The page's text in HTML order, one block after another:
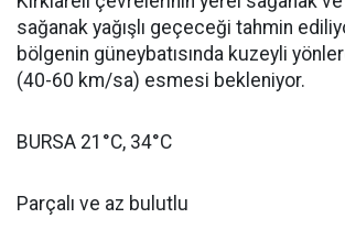
sağanak yağışlı geçeceği tahmin
bölgenin güneybatısında kuzeyli
(40-60 km/sa) esmesi bekleniyor.
BURSA 21°C, 34°C
Parçalı ve az bulutlu